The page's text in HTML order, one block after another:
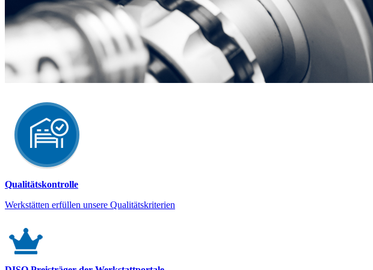
Qualitätskontrolle
Werkstätten erfüllen unsere Qualitätskriterien